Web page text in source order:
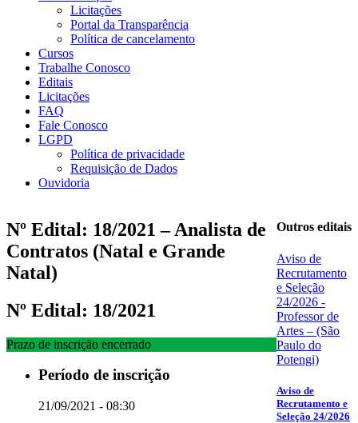
Licitações
Portal da Transparência
Política de cancelamento
Cursos
Trabalhe Conosco
Editais
Licitações
FAQ
Fale Conosco
LGPD
Política de privacidade
Requisição de Dados
Ouvidoria
Nº Edital: 18/2021 – Analista de
Contratos (Natal e Grande
Natal)
Nº Edital: 18/2021
Prazo de inscrição encerrado
Período de inscrição
21/09/2021 - 08:30
Outros editais
Aviso de
Recrutamento
e Seleção
24/2026 -
Professor de
Artes – (São
Paulo do
Potengi)
Aviso de
Recrutamento e
Seleção 24/2026